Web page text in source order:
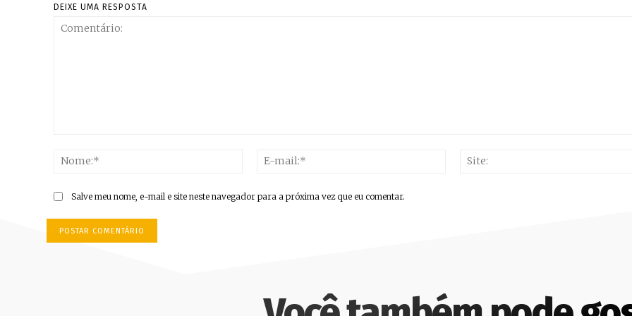
DEIXE UMA RESPOSTA
Nome:*
Salve meu nome, e-mail e site neste navegador para a próxima vez que eu comentar.